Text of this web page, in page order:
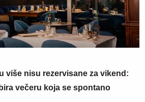
više nisu rezervisane za vikend:
večeru koja se spontano